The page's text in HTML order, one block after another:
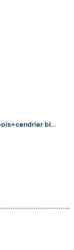
Corbeille tri sélectif extérieur arkea bois+cendrier bleu/jaune 2x60l